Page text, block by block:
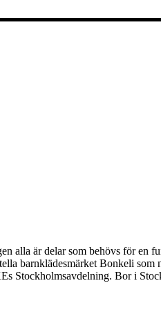
alla är delar som behövs för en
barnklädesmärket Bonkeli
Stockholmsavdelning. Bor i